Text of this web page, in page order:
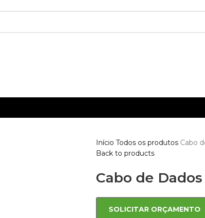
Início Todos os produtos Cabo
Back to products
Cabo de Dados
SOLICITAR ORÇAMENTO